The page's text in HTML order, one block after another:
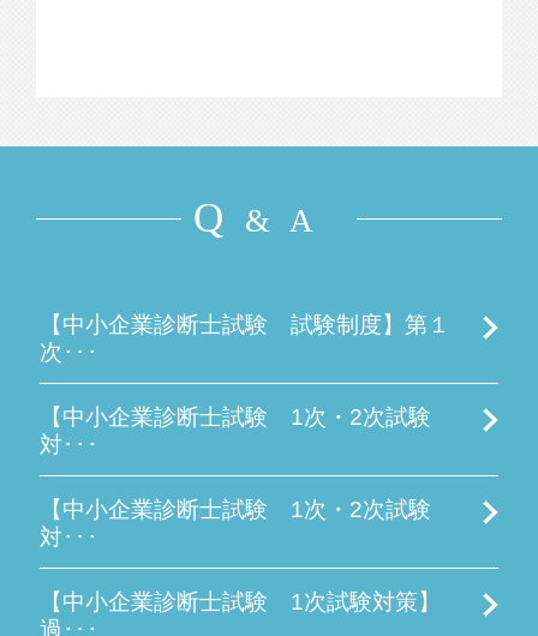
Q & A
【中小企業診断士試験 試験制度】第１
次･･･
【中小企業診断士試験 1次・2次試験
対･･･
【中小企業診断士試験 1次・2次試験
対･･･
【中小企業診断士試験 1次試験対策】
過･･･